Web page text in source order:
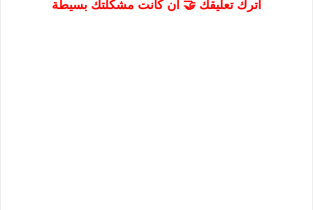
اترك تعليقك 🤝 ان كانت مشكلتك بسيطة